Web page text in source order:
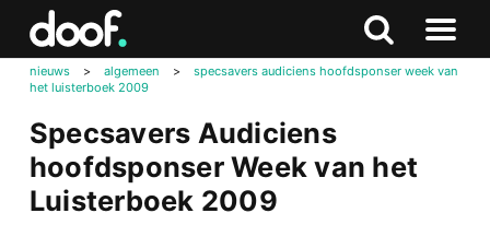
Zoeken
Naar
menu
nieuws > algemeen >
specsavers audiciens hoofdsponser week van
het luisterboek 2009
Specsavers Audiciens
hoofdsponser Week van het
Luisterboek 2009
Doof.nl
Zoeken
naar